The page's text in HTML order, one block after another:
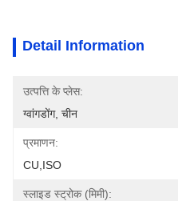
Detail Information
उत्पत्ति के प्लेस:
ग्वांगडोंग, चीन
प्रमाणन:
CU,ISO
स्लाइड स्ट्रोक (मिमी):